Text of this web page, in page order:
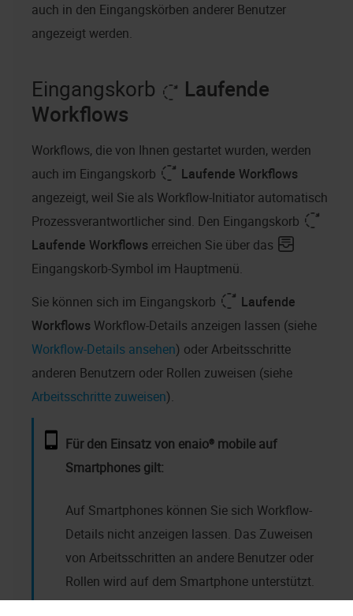
auch in den Eingangskörben anderer Benutzer
angezeigt werden.
Eingangskorb
Laufende
Workflows
Workflows, die von Ihnen gestartet wurden, werden
auch im Eingangskorb
Laufende Workflows
angezeigt, weil Sie als Workflow-Initiator automatisch
Prozessverantwortlicher sind. Den Eingangskorb
Laufende Workflows erreichen Sie über das
Eingangskorb-Symbol im Hauptmenü.
Sie können sich im Eingangskorb
Laufende
Workflows Workflow-Details anzeigen lassen (siehe
Workflow-Details ansehen) oder Arbeitsschritte
anderen Benutzern oder Rollen zuweisen (siehe
Arbeitsschritte zuweisen).
Für den Einsatz von enaio® mobileauf
Smartphones gilt:
Auf Smartphones können Sie sich Workflow-
Details nicht anzeigen lassen. Das Zuweisen
von Arbeitsschritten an andere Benutzer oder
Rollen wird auf dem Smartphone unterstützt.